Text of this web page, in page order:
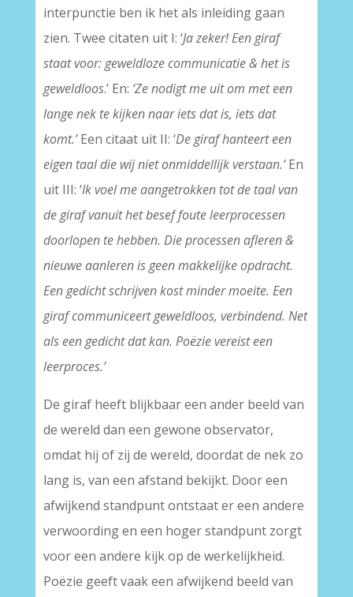
interpunctie ben ik het als inleiding gaan
zien. Twee citaten uit I: ‘Ja zeker! Een giraf
staat voor: geweldloze communicatie& het is
geweldloos.’ En: ‘Ze nodigt me uit om met een
lange nek te kijken naar iets dat is, iets dat
komt.’Een citaat uit II: ‘De giraf hanteert een
eigen taal die wij niet onmiddellijk verstaan.’En
uit III: ‘Ik voel me aangetrokken tot de taal van
de giraf vanuit het besef foute leerprocessen
doorlopen te hebben. Die processen afleren &
nieuwe aanleren is geen makkelijke opdracht.
Een gedicht schrijven kost minder moeite. Een
giraf communiceert geweldloos, verbindend. Net
als een gedicht dat kan. Poëzie vereist een
leerproces.’
De giraf heeft blijkbaar een ander beeld van
de wereld dan een gewone observator,
omdat hij of zij de wereld, doordat de nek zo
lang is, van een afstand bekijkt. Door een
afwijkend standpunt ontstaat er een andere
verwoording en een hoger standpunt zorgt
voor een andere kijk op de werkelijkheid.
Poëzie geeft vaak een afwijkend beeld van